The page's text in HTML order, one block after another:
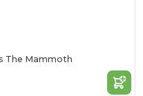
The Mammoth